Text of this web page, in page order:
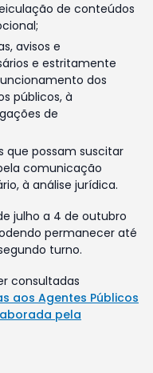
de conteúdos
avisos e
e estritamente
dos
públicos, à
de
que possam suscitar
comunicação
à análise jurídica.
julho a 4 de outubro
permanecer até
turno.
consultadas
aos Agentes Públicos
pela